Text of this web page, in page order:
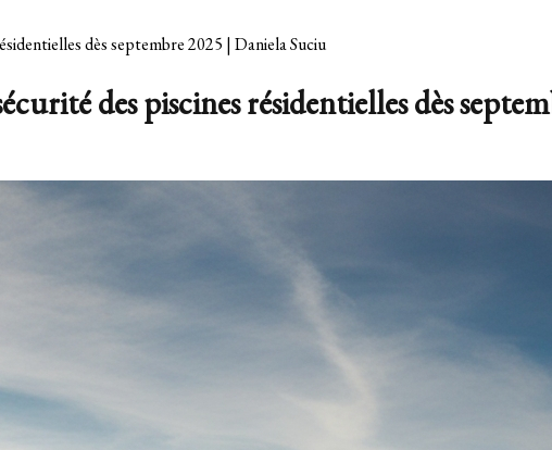
dès septembre 2025 | Daniela Suciu
des piscines résidentielles dès